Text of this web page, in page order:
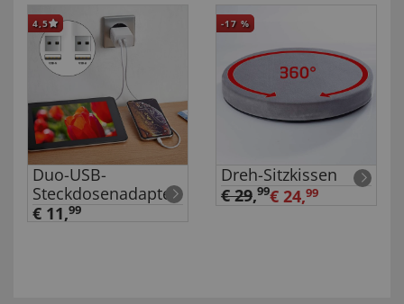
4,5
Duo-USB-
Steckdosenadapter
€ 11,99
-17 %
Dreh-Sitzkissen
€ 29,99€ 24,99